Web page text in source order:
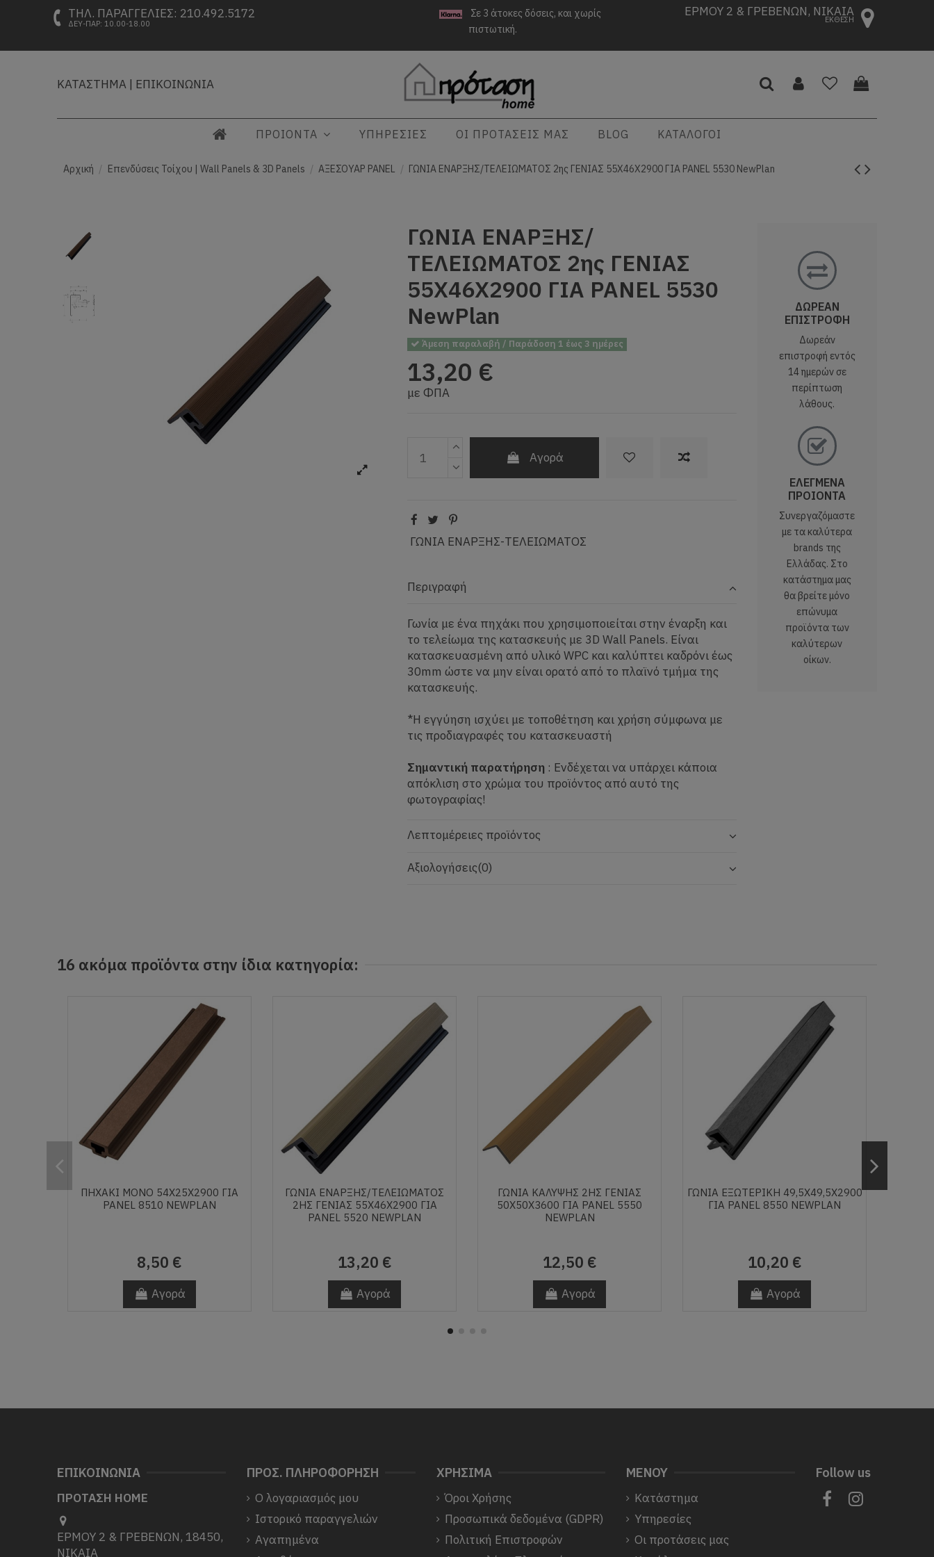
ΤΗΛ. ΠΑΡΑΓΓΕΛΙΕΣ: 210.492.5172
ΔΕΥ-ΠΑΡ: 10.00-18.00
Σε 3 άτοκες δόσεις, και χωρίς
πιστωτική.
ΕΡΜΟΥ 2 & ΓΡΕΒΕΝΩΝ, ΝΙΚΑΙΑ
ΕΚΘΕΣΗ
ΚΑΤΑΣΤΗΜΑ | ΕΠΙΚΟΙΝΩΝΙΑ
ΠΡΟΙΟΝΤΑ ΥΠΗΡΕΣΙΕΣ ΟΙ ΠΡΟΤΑΣΕΙΣ ΜΑΣ BLOG ΚΑΤΑΛΟΓΟΙ
Αρχική Επενδύσεις Τοίχου | Wall Panels & 3D Panels ΑΞΕΣΟΥΑΡ PANEL ΓΩΝΙΑ ΕΝΑΡΞΗΣ/ΤΕΛΕΙΩΜΑΤΟΣ 2ης ΓΕΝΙΑΣ 55X46Χ2900 ΓΙΑ PANEL 5530 NewPlan
ΓΩΝΙΑ ΕΝΑΡΞΗΣ/
ΤΕΛΕΙΩΜΑΤΟΣ 2ης ΓΕΝΙΑΣ
55X46Χ2900 ΓΙΑ PANEL 5530
NewPlan
Άμεση παραλαβή / Παράδοση 1 έως 3 ημέρες
13,20 €
με ΦΠΑ
Αγορά
ΓΩΝΙΑ ΕΝΑΡΞΗΣ-ΤΕΛΕΙΩΜΑΤΟΣ
Περιγραφή
Γωνία με ένα πηχάκι που χρησιμοποιείται στην έναρξη και
το τελείωμα της κατασκευής με 3D Wall Panels. Είναι
κατασκευασμένη από υλικό WPC και καλύπτει καδρόνι έως
30mm ώστε να μην είναι ορατό από το πλαϊνό τμήμα της
κατασκευής.
*Η εγγύηση ισχύει με τοποθέτηση και χρήση σύμφωνα με
τις προδιαγραφές του κατασκευαστή
Σημαντική παρατήρηση : Ενδέχεται να υπάρχει κάποια
απόκλιση στο χρώμα του προϊόντος από αυτό της
φωτογραφίας!
Λεπτομέρειες προϊόντος
Αξιολογήσεις(0)
ΔΩΡΕΑΝ
ΕΠΙΣΤΡΟΦΗ
Δωρεάν
επιστροφή εντός
14 ημερών σε
περίπτωση
λάθους.
ΕΛΕΓΜΕΝΑ
ΠΡΟΙΟΝΤΑ
Συνεργαζόμαστε
με τα καλύτερα
brands της
Ελλάδας. Στο
κατάστημα μας
θα βρείτε μόνο
επώνυμα
προϊόντα των
καλύτερων
οίκων.
16 ακόμα προϊόντα στην ίδια κατηγορία:
ΠΗΧΑΚΙ ΜΟΝΟ 54Χ25Χ2900 ΓΙΑ
PANEL 8510 NEWPLAN
8,50 €
Αγορά
ΓΩΝΙΑ ΕΝΑΡΞΗΣ/ΤΕΛΕΙΩΜΑΤΟΣ
2ΗΣ ΓΕΝΙΑΣ 55Χ46Χ2900 ΓΙΑ
PANEL 5520 NEWPLAN
13,20 €
Αγορά
ΓΩΝΙΑ ΚΑΛΥΨΗΣ 2ΗΣ ΓΕΝΙΑΣ
50Χ50Χ3600 ΓΙΑ PANEL 5550
NEWPLAN
12,50 €
Αγορά
ΓΩΝΙΑ ΕΞΩΤΕΡΙΚΗ 49,5Χ49,5Χ2900
ΓΙΑ PANEL 8550 NEWPLAN
10,20 €
Αγορά
ΕΠΙΚΟΙΝΩΝΙΑ
ΠΡΟΤΑΣΗ HOME
ΕΡΜΟΥ 2 & ΓΡΕΒΕΝΩΝ, 18450,
ΝΙΚΑΙΑ
ΠΡΟΣ. ΠΛΗΡΟΦΟΡΗΣΗ
Ο λογαριασμός μου
Ιστορικό παραγγελιών
Αγαπημένα
ΧΡΗΣΙΜΑ
Όροι Χρήσης
Προσωπικά δεδομένα (GDPR)
Πολιτική Επιστροφών
ΜΕΝΟΥ
Κατάστημα
Υπηρεσίες
Οι προτάσεις μας
Follow us